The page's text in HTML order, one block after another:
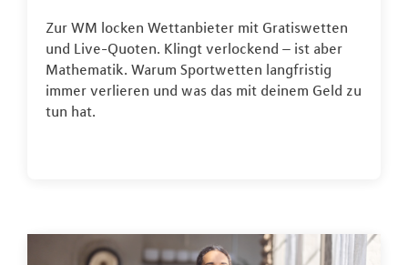
Zur WM locken Wettanbieter mit Gratiswetten
und Live-Quoten. Klingt verlockend – ist aber
Mathematik. Warum Sportwetten langfristig
immer verlieren und was das mit deinem Geld zu
tun hat.